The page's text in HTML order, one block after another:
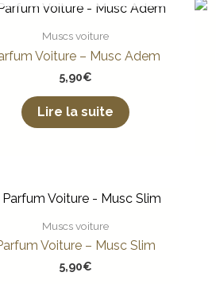
Muscs voiture
Voiture – Musc Adem
5,90€
Lire la suite
Muscs voiture
Voiture – Musc Slim
5,90€